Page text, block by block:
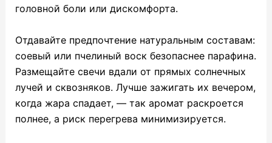
головной боли или дискомфорта.
Отдавайте предпочтение натуральным составам:
соевый или пчелиный воск безопаснее парафина.
Размещайте свечи вдали от прямых солнечных
лучей и сквозняков. Лучше зажигать их вечером,
когда жара спадает, — так аромат раскроется
полнее, а риск перегрева минимизируется.